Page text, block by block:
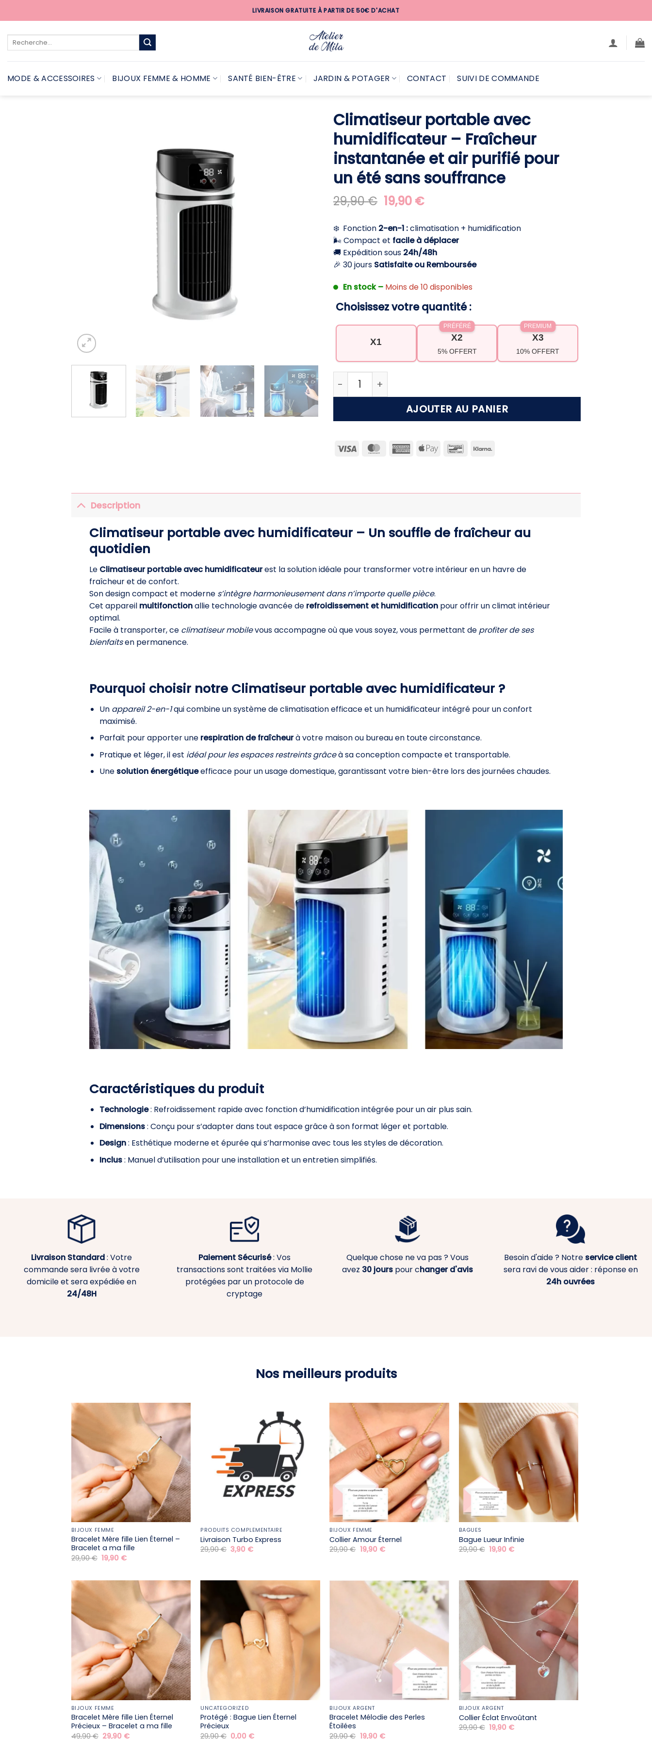
LIVRAISON GRATUITE À PARTIR DE 50€ D'ACHAT
Recherche
MODE & ACCESSOIRES BIJOUX FEMME & HOMME SANTÉ BIEN-ÊTRE JARDIN & POTAGER CONTACT SUIVI DE COMMANDE
Climatiseur portable avec
humidificateur – Fraîcheur
instantanée et air purifié pour
un été sans souffrance
29,90€ Le
prix
initial
était :
29,90 €.
19,90 €Le
actuel
est :
19,90 €.
❄️ Fonction 2-en-1 :climatisation + humidification
🌬️ Compact et facile à déplacer
🚚 Expédition sous 24h/48h
🎉 30 jours Satisfaite ou Remboursée
En stock – Moins de 10 disponibles
Choisissez votre quantité :
X1 X2
5% OFFERT
PRÉFÉRÉ
X3
10% OFFERT
PREMIUM
quantité de Climatiseur portable avec humidificateur – Fraîcheur
AJOUTER AU PANIER
Visa MasterCardAmericanApple
Bancontact
Klarna
Description
Climatiseur portable avec humidificateur – Un souffle de fraîcheur au
quotidien
Le Climatiseur portable avec humidificateurest la solution idéale pour transformer votre intérieur en un havre de
fraîcheur et de confort.
Son design compact et moderne s’intègre harmonieusement dans n’importe quelle pièce.
Cet appareil multifonctionallie technologie avancée derefroidissement et humidificationpour offrir un climat intérieur
optimal.
Facile à transporter, ce climatiseur mobilevous accompagne où que vous soyez, vous permettant de profiter de ses
bienfaitsen permanence.
Pourquoi choisir notre Climatiseur portable avec humidificateur ?
Un appareil 2-en-1qui combine un système de climatisation efficace et un humidificateur intégré pour un confort
maximisé.
Parfait pour apporter une respiration de fraîcheurà votre maison ou bureau en toute circonstance.
Pratique et léger, il est idéal pour les espaces restreints grâceà sa conception compacte et transportable.
Une solution énergétiqueefficace pour un usage domestique, garantissant votre bien-être lors des journées chaudes.
Caractéristiques du produit
Technologie: Refroidissement rapide avec fonction d’humidification intégrée pour un air plus sain.
Dimensions: Conçu pour s’adapter dans tout espace grâce à son format léger et portable.
Design: Esthétique moderne et épurée qui s’harmonise avec tous les styles de décoration.
Inclus: Manuel d’utilisation pour une installation et un entretien simplifiés.
Livraison Standard: Votre
commande sera livrée à votre
domicile et sera expédiée en
24/48H
Paiement Sécurisé: Vos
transactions sont traitées via Mollie
protégées par un protocole de
cryptage
Quelque chose ne va pas ? Vous
avez 30 jours pour changer d'avis
Besoin d'aide ? Notre service client
sera ravi de vous aider : réponse en
24h ouvrées
Nos meilleurs produits
BIJOUX FEMME
Bracelet Mère fille​ Lien Éternel –
Bracelet a ma fille
29,90€ Le
prix
19,90 €Le
19,90 €.
PRODUITS COMPLÉMENTAIRE
Livraison Turbo Express
29,90€ Le
prix
3,90 €Le
BIJOUX FEMME
Collier Amour Éternel
29,90€ Le
prix
19,90 €Le
BAGUES
Bague Lueur Infinie
29,90€ Le
prix
19,90 €Le
BIJOUX FEMME
Bracelet Mère fille​ Lien Éternel
Précieux – Bracelet a ma fille
49,90€ Le
29,90 €Le
UNCATEGORIZED
Protégé : Bague Lien Éternel
Précieux
29,90€ Le
0,00 €Le
BIJOUX ARGENT
Bracelet Mélodie des Perles
Étoilées
29,90€ Le
19,90 €Le
BIJOUX ARGENT
Collier Éclat Envoûtant
29,90€ Le
prix
19,90 €Le